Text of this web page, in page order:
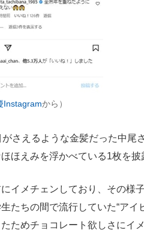
Instagramから）
さえるような金髪だった中尾
ほえみを浮かべている1枚を披
メチェンしており、その様
たちの間で流行していた“アイ
ためチョコレート欲しさにイ